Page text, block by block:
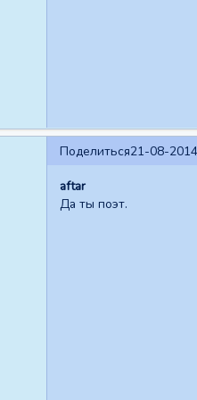
Поделиться21-08-
aftar
Да ты поэт.